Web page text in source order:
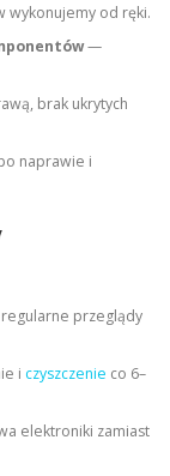
od ręki.
—
brak ukrytych
naprawie i
przeglądy
i czyszczenie co 6–
elektroniki zamiast